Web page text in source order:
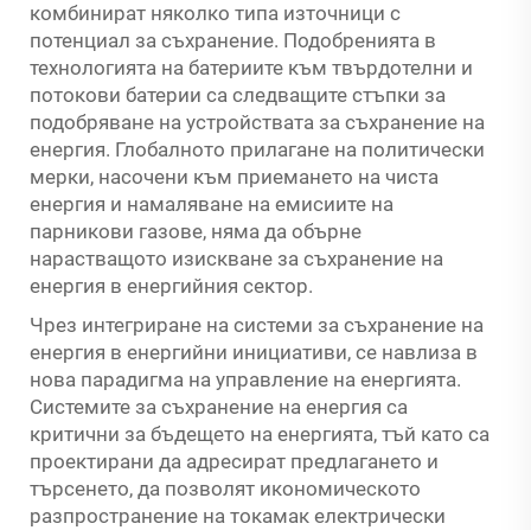
комбинират няколко типа източници с
потенциал за съхранение. Подобренията в
технологията на батериите към твърдотелни и
потокови батерии са следващите стъпки за
подобряване на устройствата за съхранение на
енергия. Глобалното прилагане на политически
мерки, насочени към приемането на чиста
енергия и намаляване на емисиите на
парникови газове, няма да обърне
нарастващото изискване за съхранение на
енергия в енергийния сектор.
Чрез интегриране на системи за съхранение на
енергия в енергийни инициативи, се навлиза в
нова парадигма на управление на енергията.
Системите за съхранение на енергия са
критични за бъдещето на енергията, тъй като са
проектирани да адресират предлагането и
търсенето, да позволят икономическото
разпространение на токамак електрически